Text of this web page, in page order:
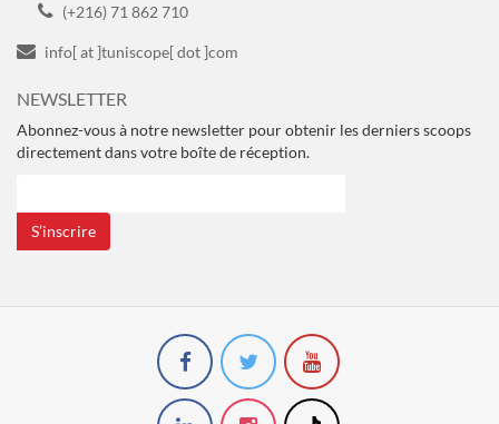
(+216) 71 862 710
info[ at ]tuniscope[ dot ]com
NEWSLETTER
Abonnez-vous à notre newsletter pour obtenir les derniers scoops
directement dans votre boîte de réception.
S’inscrire